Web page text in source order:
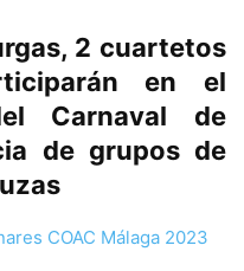
2 cuartetos
en el
Carnaval de
de grupos de